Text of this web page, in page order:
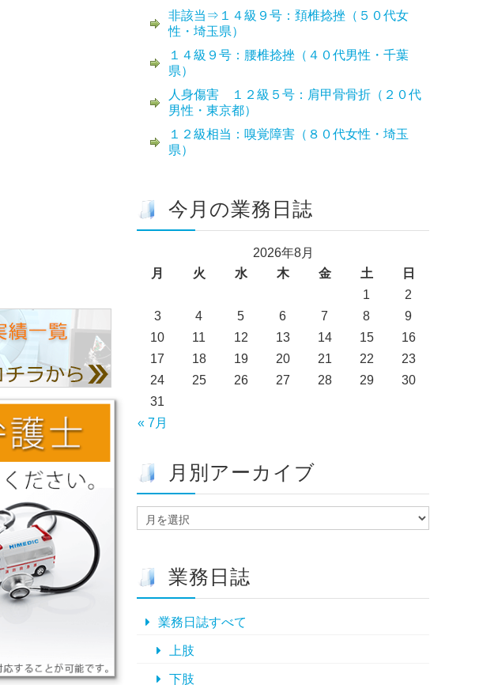
非該当⇒１４級９号：頚椎捻挫（５０代女
性・埼玉県）
１４級９号：腰椎捻挫（４０代男性・千葉
県）
人身傷害 １２級５号：肩甲骨骨折（２０代
男性・東京都）
１２級相当：嗅覚障害（８０代女性・埼玉
県）
今月の業務日誌
2026年8月
月
火 水 木 金 土 日
« 7月
1
2
3
4 5 6 7 8
9
10
11 12 13 14 15
16
17
18 19 20 21 22
23
24
25 26 27 28 29
30
31
月別アーカイブ
別
カ
業務日誌
業務日誌すべて
上肢
下肢